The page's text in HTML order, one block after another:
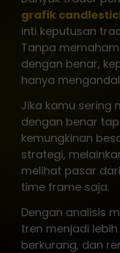
grafik
inti keputusan
Tanpa
dengan benar,
hanya
Jika kamu sering
dengan benar
kemungkinan
strategi,
melihat pasar
time frame saja.
Dengan analisis
tren menjadi
berkurang, dan